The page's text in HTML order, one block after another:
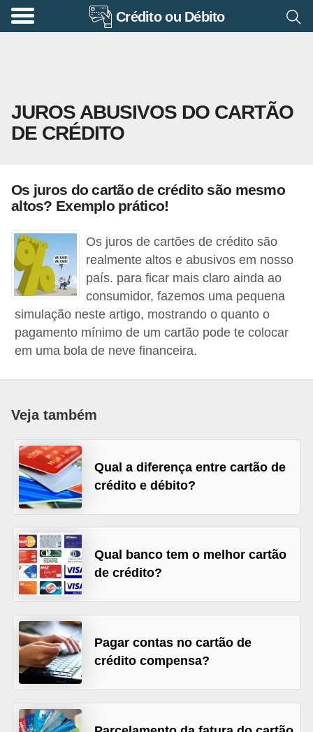
Crédito ou Débito
JUROS ABUSIVOS DO CARTÃO
DE CRÉDITO
Os juros do cartão de crédito são mesmo
altos? Exemplo prático!
Os juros de cartões de crédito são
realmente altos e abusivos em nosso
país. para ficar mais claro ainda ao
consumidor, fazemos uma pequena
simulação neste artigo, mostrando o quanto o
pagamento mínimo de um cartão pode te colocar
em uma bola de neve financeira.
Veja também
Qual a diferença entre cartão de
crédito e débito?
Qual banco tem o melhor cartão
de crédito?
Pagar contas no cartão de
crédito compensa?
A
e
n
d
r
a
B
a
n
s
i
n
s
i
t
u
ç
õ
e
s
f
i